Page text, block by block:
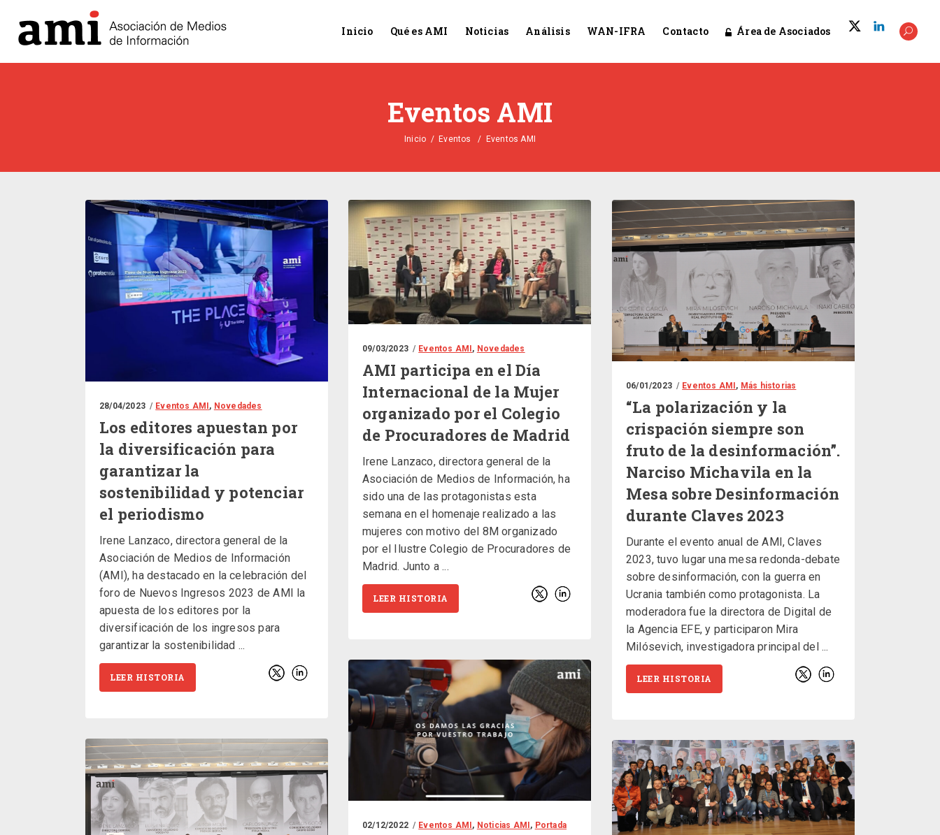
Inicio Qué es AMI Noticias Análisis WAN-IFRA Contacto Área de Asociados
Eventos AMI
Inicio /Eventos / Eventos AMI
28/04/2023 Eventos AMI , Novedades
Los editores apuestan por
la diversificación para
garantizar la
sostenibilidad y potenciar
el periodismo
Irene Lanzaco, directora general de la
Asociación de Medios de Información
(AMI), ha destacado en la celebración del
foro de Nuevos Ingresos 2023 de AMI la
apuesta de los editores por la
diversificación de los ingresos para
garantizar la sostenibilidad
LEER HISTORIA
09/03/2023 Eventos AMI, Novedades
AMI participa en el Día
Internacional de la Mujer
organizado por el Colegio
de Procuradores de Madrid
Irene Lanzaco, directora general de la
Asociación de Medios de Información, ha
sido una de las protagonistas esta
semana en el homenaje realizado a las
mujeres con motivo del 8M organizado
por el Ilustre Colegio de Procuradores de
Madrid. Junto a
LEER HISTORIA
06/01/2023 Eventos AMI, Más historias
“La polarización y la
crispación siempre son
fruto de la desinformación”.
Narciso Michavila en la
Mesa sobre Desinformación
durante Claves 2023
Durante el evento anual de AMI, Claves
2023, tuvo lugar una mesa redonda-debate
sobre desinformación, con la guerra en
Ucrania también como protagonista. La
moderadora fue la directora de Digital de
la Agencia EFE, y participaron Mira
Milósevich, investigadora principal del
LEER HISTORIA
02/12/2022 Eventos AMI, Noticias AMI, Portada